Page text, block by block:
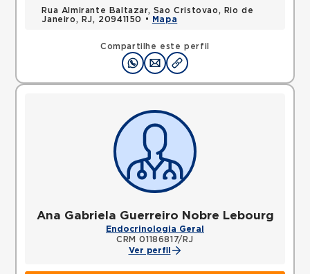
Compartilhe este perfil
Rua Almirante Baltazar, Sao Cristovao, Rio de
Janeiro, RJ, 20941150 •
Mapa
Ana Gabriela Guerreiro Nobre Lebourg
Endocrinologia Geral
CRM 01186817/RJ
Ver perfil